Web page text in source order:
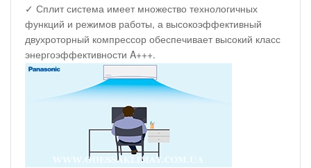
✓ Сплит система имеет множество технологичных
функций и режимов работы, а высокоэффективный
двухроторный компрессор обеспечивает высокий класс
энергоэффективности A+++.